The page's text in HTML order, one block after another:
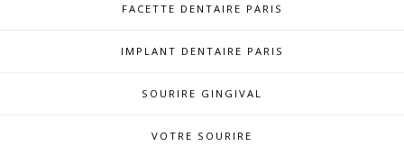
FACETTE DENTAIRE PARIS
IMPLANT DENTAIRE PARIS
SOURIRE GINGIVAL
VOTRE SOURIRE